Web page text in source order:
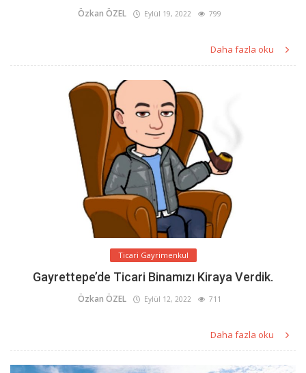
Özkan ÖZEL Eylül 19, 2022 799
Daha fazla oku
Ticari Gayrimenkul
Gayrettepe’de Ticari Binamızı Kiraya Verdik.
Özkan ÖZEL Eylül 12, 2022 711
Daha fazla oku